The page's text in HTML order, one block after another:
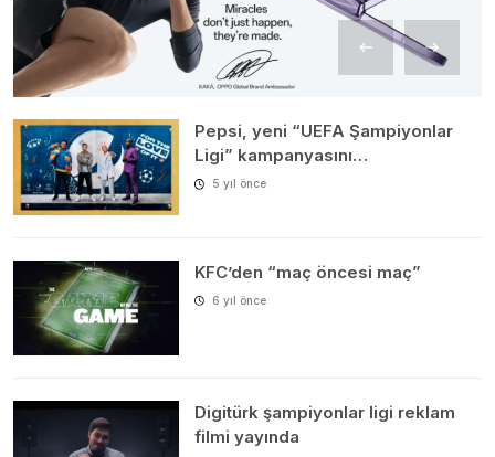
Pepsi, yeni “UEFA Şampiyonlar
Ligi” kampanyasını…
5 yıl önce
KFC’den “maç öncesi maç”
6 yıl önce
Digitürk şampiyonlar ligi reklam
filmi yayında